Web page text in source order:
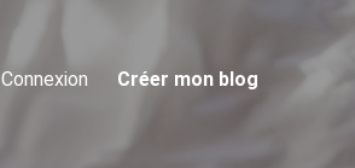
Connexion Créer mon blog